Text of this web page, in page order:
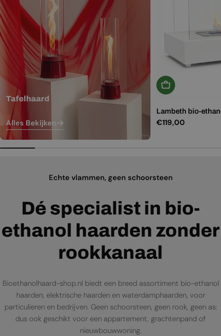
Tafelhaard
Alles Bekijken
In Winkelwagen
Lambeth bio-
Normale
€119,00
Echte vlammen, geen schoorsteen
Dé specialist in bio-
ethanol haarden zonder
rookkanaal
Bioethanolhaard-shop.nl biedt een breed assortiment bio-ethanol
haarden, elektrische haarden en waterdamphaarden, voor
particulieren en bedrijven. Geen schoorsteen, geen rook, geen as:
dus ook geschikt voor een appartement, grachtenpand of
nieuwbouwwoning.